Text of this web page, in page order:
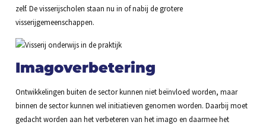
zelf. De visserijscholen staan nu in of nabij de grotere
visserijgemeenschappen.
Imagoverbetering
Ontwikkelingen buiten de sector kunnen niet beïnvloed worden, maar
binnen de sector kunnen wel initiatieven genomen worden. Daarbij moet
gedacht worden aan het verbeteren van het imago en daarmee het